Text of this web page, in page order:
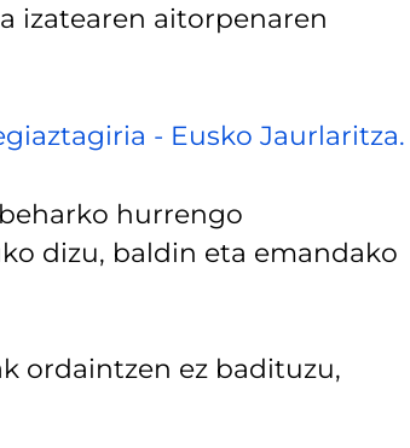
izatearen aitorpenaren
- Eusko Jaurlaritza.
hurrengo
dizu, baldin eta emandako
ordaintzen ez badituzu,